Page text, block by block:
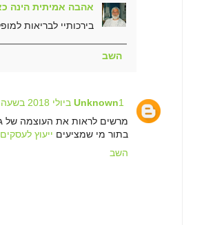
אהבה אמיתית הינה
בירכותיי לבריאות
השב
Unknown1 ביולי 2018 בשעה 2:33
מרשים לראות את העוצמה של
בתור מי שמציעים ייעוץ לעסקים
השב